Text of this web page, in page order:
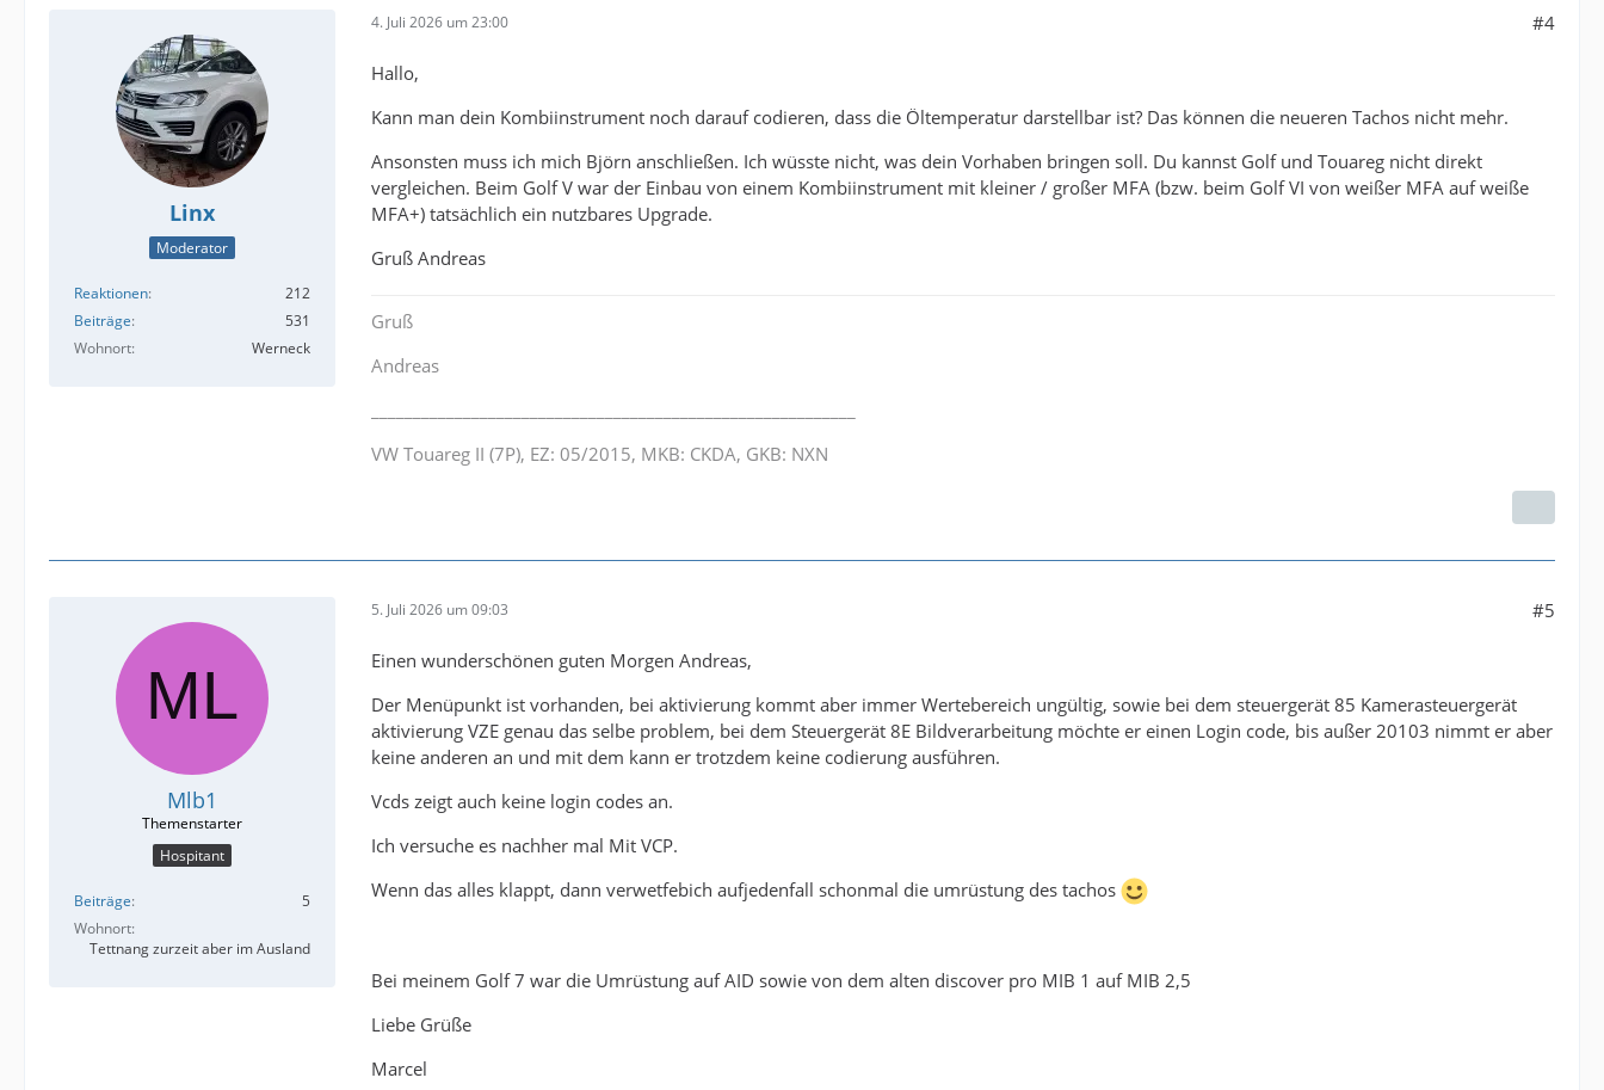
Linx
Moderator
Reaktionen
212
Beiträge
531
Wohnort
Werneck
4. Juli 2026 um 23:00 #4
Hallo,
Kann man dein Kombiinstrument noch darauf codieren, dass die Öltemperatur darstellbar ist? Das können die neueren Tachos nicht mehr.
Ansonsten muss ich mich Björn anschließen. Ich wüsste nicht, was dein Vorhaben bringen soll. Du kannst Golf und Touareg nicht direkt
vergleichen. Beim Golf V war der Einbau von einem Kombiinstrument mit kleiner / großer MFA (bzw. beim Golf VI von weißer MFA auf weiße
MFA+) tatsächlich ein nutzbares Upgrade.
Gruß Andreas
Gruß
Andreas
VW Touareg II (7P), EZ: 05/2015, MKB: CKDA, GKB: NXN
Mlb1
Hospitant
Beiträge
5
Wohnort
Tettnang zurzeit aber im Ausland
5. Juli 2026 um 09:03 #5
Einen wunderschönen guten Morgen Andreas,
Der Menüpunkt ist vorhanden, bei aktivierung kommt aber immer Wertebereich ungültig, sowie bei dem steuergerät 85 Kamerasteuergerät
aktivierung VZE genau das selbe problem, bei dem Steuergerät 8E Bildverarbeitung möchte er einen Login code, bis außer 20103 nimmt er aber
keine anderen an und mit dem kann er trotzdem keine codierung ausführen.
Vcds zeigt auch keine login codes an.
Ich versuche es nachher mal Mit VCP.
Wenn das alles klappt, dann verwetfebich aufjedenfall schonmal die umrüstung des tachos
Bei meinem Golf 7 war die Umrüstung auf AID sowie von dem alten discover pro MIB 1 auf MIB 2,5
Liebe Grüße
Marcel